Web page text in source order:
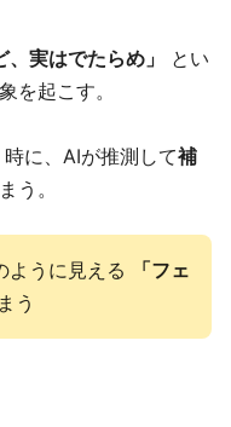
、実はでたらめ」
とい
を起こす。
時に、AIが推測して補
う。
ように見える
「フェ
う